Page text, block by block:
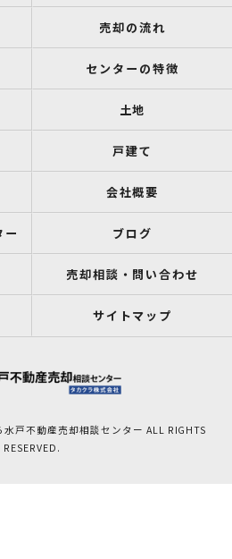
売却の流れ
センターの特徴
土地
戸建て
会社概要
ー ブログ
売却相談・問い合わせ
サイトマップ
戸不動産売却相談センター ALL RIGHTS
RESERVED.